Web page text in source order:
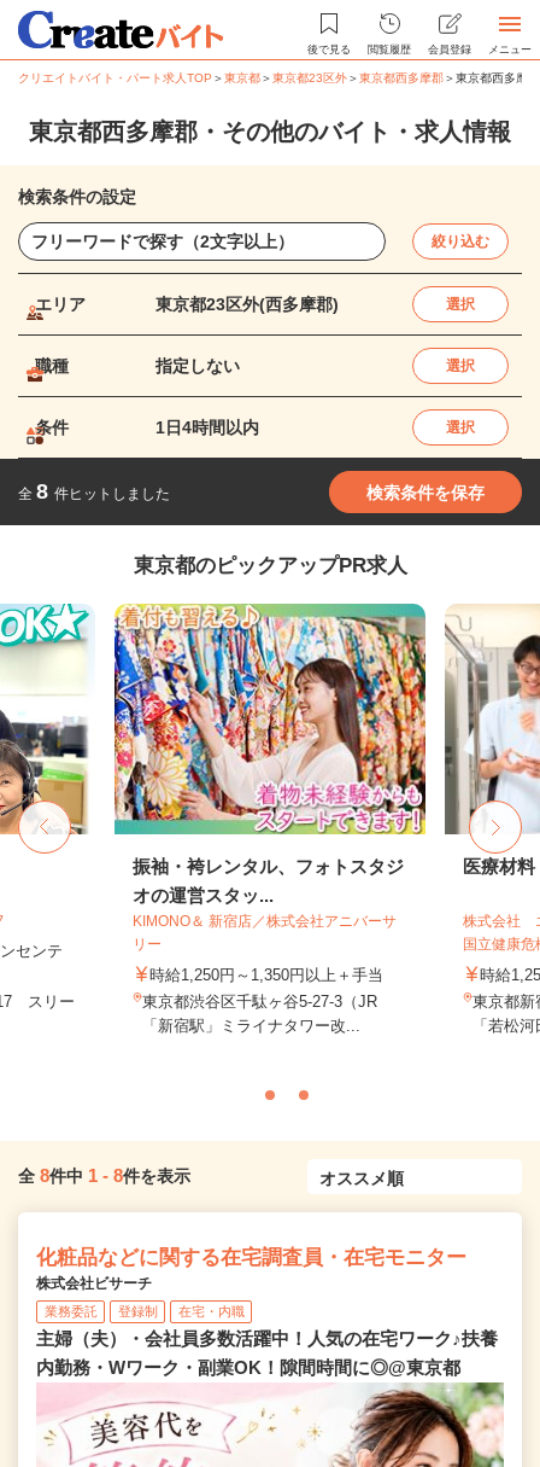
後で見る 閲覧履歴 会員登録 メニュー
クリエイトバイト・パート求人TOP ＞東京都＞東京都23区外＞東京都西多摩郡＞東京都西多摩
東京都西多摩郡・その他のバイト・求人情報
検索条件の設定
絞り込む
エリア 東京都23区外(西多摩郡) 選択
職種 指定しない 選択
条件 1日4時間以内 選択
全 8 件ヒットしました 検索条件を保存
東京都のピックアップPR求人
センテ
スリー
振袖・袴レンタル、フォトスタジ
オの運営スタッ...
KIMONO＆ 新宿店／株式会社アニバーサ
リー
時給1,250円～1,350円以上＋手当
東京都渋谷区千駄ヶ谷5-27-3（JR
「新宿駅」ミライナタワー改...
医療材
株式会社
国立健康危
時給
東京都新
「若松
全 8件中 1 - 8件を表示
化粧品などに関する在宅調査員・在宅モニター
株式会社ビサーチ
業務委託 登録制 在宅・内職
主婦（夫）・会社員多数活躍中！人気の在宅ワーク♪扶養
内勤務・Wワーク・副業OK！隙間時間に◎@東京都